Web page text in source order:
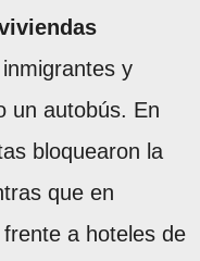
y
un autobús. En
bloquearon la
que en
a hoteles de